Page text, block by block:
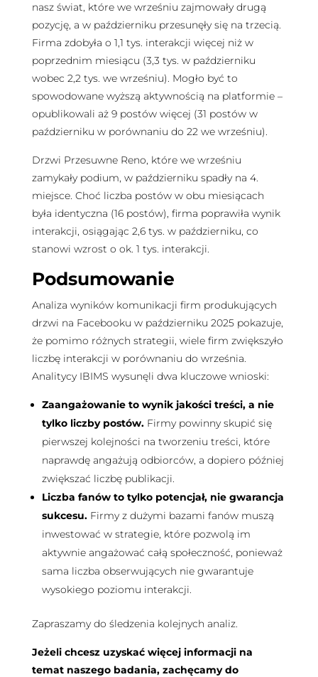
nasz świat, które we wrześniu zajmowały drugą
pozycję, a w październiku przesunęły się na trzecią.
Firma zdobyła o 1,1 tys. interakcji więcej niż w
poprzednim miesiącu (3,3 tys. w październiku
wobec 2,2 tys. we wrześniu). Mogło być to
spowodowane wyższą aktywnością na platformie –
opublikowali aż 9 postów więcej (31 postów w
październiku w porównaniu do 22 we wrześniu).
Drzwi Przesuwne Reno, które we wrześniu
zamykały podium, w październiku spadły na 4.
miejsce. Choć liczba postów w obu miesiącach
była identyczna (16 postów), firma poprawiła wynik
interakcji, osiągając 2,6 tys. w październiku, co
stanowi wzrost o ok. 1 tys. interakcji.
Podsumowanie
Analiza wyników komunikacji firm produkujących
drzwi na Facebooku w październiku 2025 pokazuje,
że pomimo różnych strategii, wiele firm zwiększyło
liczbę interakcji w porównaniu do września.
Analitycy IBIMS wysunęli dwa kluczowe wnioski:
Zaangażowanie to wynik jakości treści, a nie
tylko liczby postów. Firmy powinny skupić się
pierwszej kolejności na tworzeniu treści, które
naprawdę angażują odbiorców, a dopiero później
zwiększać liczbę publikacji.
Liczba fanów to tylko potencjał, nie gwarancja
sukcesu. Firmy z dużymi bazami fanów muszą
inwestować w strategie, które pozwolą im
aktywnie angażować całą społeczność, ponieważ
sama liczba obserwujących nie gwarantuje
wysokiego poziomu interakcji.
Zapraszamy do śledzenia kolejnych analiz.
Jeżeli chcesz uzyskać więcej informacji na
temat naszego badania, zachęcamy do